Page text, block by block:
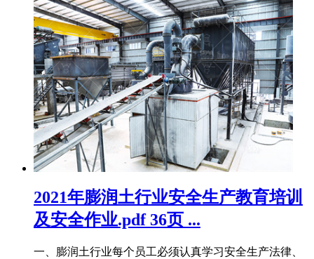
2021年膨润土行业安全生产教育培训
及安全作业.pdf 36页 ...
一、膨润土行业每个员工必须认真学习安全生产法律、